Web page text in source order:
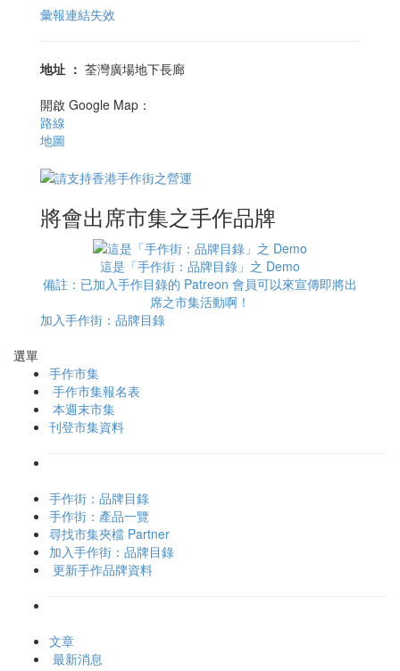
彙報連結失效
地址 ： 荃灣廣場地下長廊
開啟 Google Map：
路線
地圖
將會出席市集之手作品牌
這是「手作街：品牌目錄」之 Demo
備註：已加入手作目錄的 Patreon 會員可以來宣傳即將出
席之市集活動啊！
加入手作街：品牌目錄
選單
手作市集
手作市集報名表
本週末市集
刊登市集資料
手作街：品牌目錄
手作街：產品一覽
尋找市集夾檔 Partner
加入手作街：品牌目錄
更新手作品牌資料
文章
最新消息